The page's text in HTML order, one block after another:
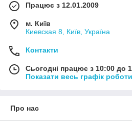
Працює з 12.01.2009
м. Київ
Киевская 8, Київ, Україна
Контакти
Сьогодні працює з 10:00 до
Показати весь графік роботи
Про нас